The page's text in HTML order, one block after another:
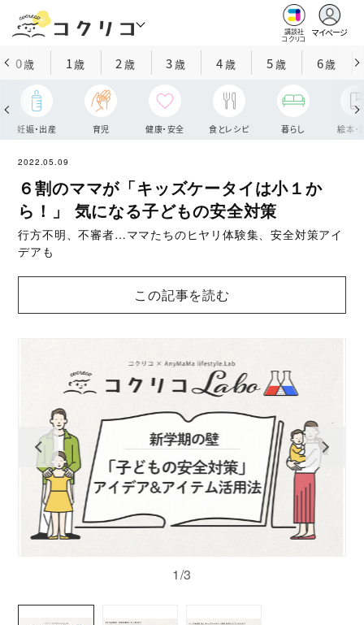
講談社
コクリコ
マイページ
0歳 1歳 2 歳 3歳 4歳 5歳 6歳
妊娠・出産 育児 健康・安全 食とレシピ 暮らし 絵本・
2022.05.09
６割のママが「キッズケータイは小１か
ら！」 気になる子どもの安全対策
行方不明、不審者…ママたちのヒヤリ体験集、安全対策アイ
デアも
この記事を読む
1/3